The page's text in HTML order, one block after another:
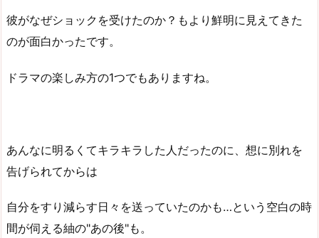
彼がなぜショックを受けたのか？もより鮮明に見えてきた
のが面白かったです。
ドラマの楽しみ方の1つでもありますね。
あんなに明るくてキラキラした人だったのに、想に別れを
告げられてからは
自分をすり減らす日々を送っていたのかも…という空白の時
間が伺える紬の"あの後"も。